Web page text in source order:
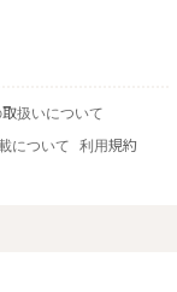
扱いについて
について
利用規約